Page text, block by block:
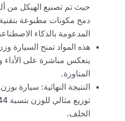
حيث تم تصنيع الهيكل من
دمج مكونات مطبوعة بتقنية
المدعومة بالذكاء
هذه المواد تمنح السيارة
ينعكس مباشرة على الأداء
المناورة.
الخلف.